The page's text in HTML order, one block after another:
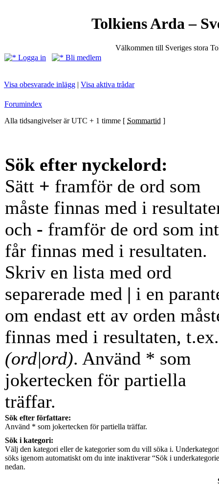
Tolkiens Arda –
Välkommen till Sveriges stora
Logga in
Bli medlem
Visa obesvarade inlägg | Visa aktiva trådar
Forumindex
Alla tidsangivelser är UTC + 1 timme [ Sommartid ]
Sök efter nyckelord:
Sätt + framför de ord som
måste finnas med i
och - framför de ord som
får finnas med i resultaten.
Skriv en lista med ord
separerade med | i en
om endast ett av orden
finnas med i resultaten, t.ex.
(ord|ord). Använd * som
jokertecken för partiella
träffar.
Sök efter författare:
Använd * som jokertecken för partiella träffar.
Sök i kategori:
Välj den kategori eller de kategorier som du vill söka i.
söks igenom automatiskt om du inte inaktiverar “Sök i
nedan.